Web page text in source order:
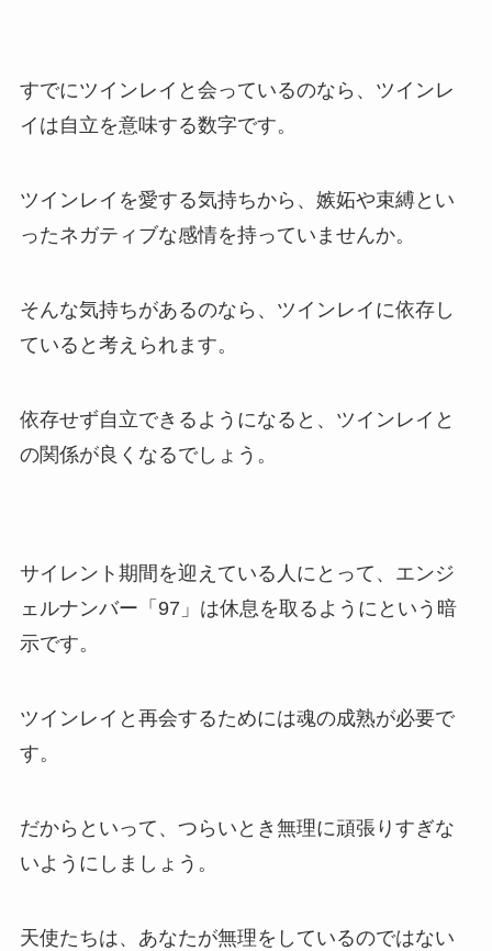
すでにツインレイと会っているのなら、ツインレ
イは自立を意味する数字です。
ツインレイを愛する気持ちから、嫉妬や束縛とい
ったネガティブな感情を持っていませんか。
そんな気持ちがあるのなら、ツインレイに依存し
ていると考えられます。
依存せず自立できるようになると、ツインレイと
の関係が良くなるでしょう。
サイレント期間を迎えている人にとって、エンジ
ェルナンバー「97」は休息を取るようにという暗
示です。
ツインレイと再会するためには魂の成熟が必要で
す。
だからといって、つらいとき無理に頑張りすぎな
いようにしましょう。
天使たちは、あなたが無理をしているのではない